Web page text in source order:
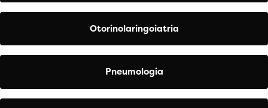
Otorinolaringoiatria
Pneumologia